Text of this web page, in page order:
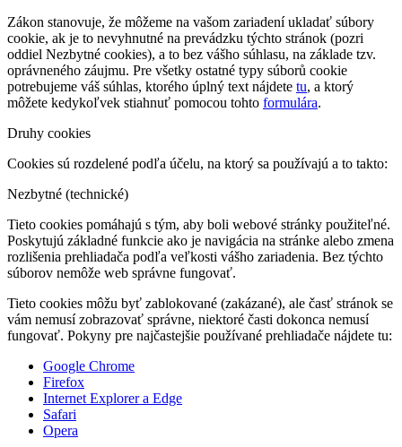
Zákon stanovuje, že môžeme na vašom zariadení ukladať súbory
cookie, ak je to nevyhnutné na prevádzku týchto stránok (pozri
oddiel Nezbytné cookies), a to bez vášho súhlasu, na základe tzv.
oprávneného záujmu. Pre všetky ostatné typy súborů cookie
potrebujeme váš súhlas, ktorého úplný text nájdete tu, a ktorý
môžete kedykoľvek stiahnuť pomocou tohto formulára.
Druhy cookies
Cookies sú rozdelené podľa účelu, na ktorý sa používajú a to takto:
Nezbytné (technické)
Tieto cookies pomáhajú s tým, aby boli webové stránky použiteľné.
Poskytujú základné funkcie ako je navigácia na stránke alebo zmena
rozlišenia prehliadača podľa veľkosti vášho zariadenia. Bez týchto
súborov nemôže web správne fungovať.
Tieto cookies môžu byť zablokované (zakázané), ale časť stránok se
vám nemusí zobrazovať správne, niektoré časti dokonca nemusí
fungovať. Pokyny pre najčastejšie používané prehliadače nájdete tu:
Google Chrome
Firefox
Internet Explorer a Edge
Safari
Opera